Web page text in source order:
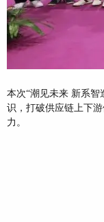
本次“潮见未来 新系
识，打破供应链上下
力。